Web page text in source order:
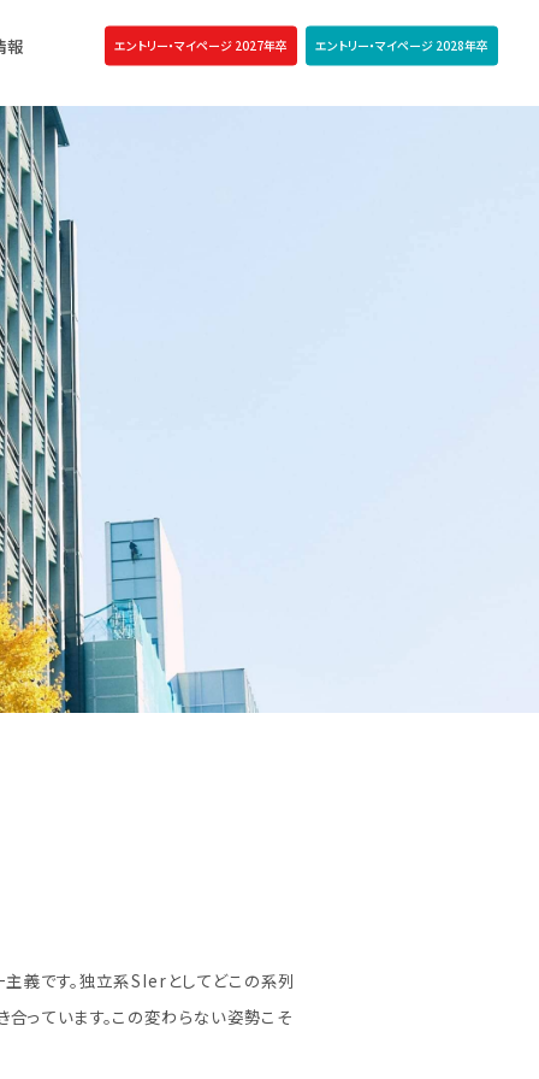
報 エントリー・マイページ 2027年卒 エントリー・マイページ 2028年卒
義です。独立系SIerとしてどこの系列
っています。この変わらない姿勢こそ